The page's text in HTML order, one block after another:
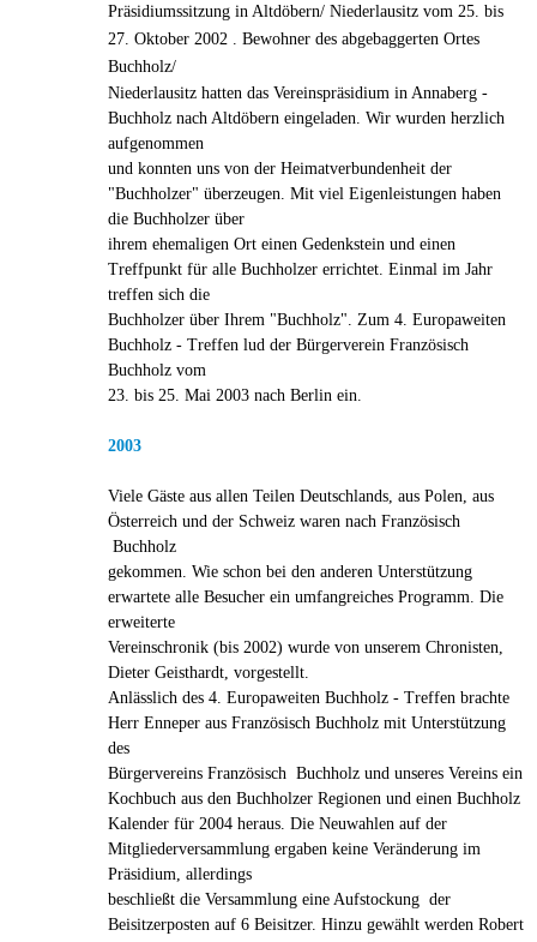
Präsidiumssitzung in Altdöbern/ Niederlausitz vom 25. bis
27. Oktober 2002 . Bewohner des abgebaggerten Ortes
Buchholz/
Niederlausitz hatten das Vereinspräsidium in Annaberg -
Buchholz nach Altdöbern eingeladen. Wir wurden herzlich
aufgenommen
und konnten uns von der Heimatverbundenheit der
"Buchholzer" überzeugen. Mit viel Eigenleistungen haben
die Buchholzer über
ihrem ehemaligen Ort einen Gedenkstein und einen
Treffpunkt für alle Buchholzer errichtet. Einmal im Jahr
treffen sich die
Buchholzer über Ihrem "Buchholz". Zum 4. Europaweiten
Buchholz - Treffen lud der Bürgerverein Französisch
Buchholz vom
23. bis 25. Mai 2003 nach Berlin ein.
2003
Viele Gäste aus allen Teilen Deutschlands, aus Polen, aus
Österreich und der Schweiz waren nach Französisch
Buchholz
gekommen. Wie schon bei den anderen Unterstützung
erwartete alle Besucher ein umfangreiches Programm. Die
erweiterte
Vereinschronik (bis 2002) wurde von unserem Chronisten,
Dieter Geisthardt, vorgestellt.
Anlässlich des 4. Europaweiten Buchholz - Treffen brachte
Herr Enneper aus Französisch Buchholz mit Unterstützung
des
Bürgervereins Französisch Buchholz und unseres Vereins ein
Kochbuch aus den Buchholzer Regionen und einen Buchholz
Kalender für 2004 heraus. Die Neuwahlen auf der
Mitgliederversammlung ergaben keine Veränderung im
Präsidium, allerdings
beschließt die Versammlung eine Aufstockung der
Beisitzerposten auf 6 Beisitzer. Hinzu gewählt werden Robert